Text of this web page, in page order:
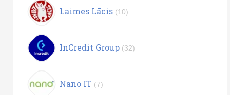
Laimes Lācis (10)
InCredit Group (32)
Nano IT (7)